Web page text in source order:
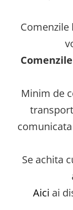
Minim de
Se achita
Aici ai